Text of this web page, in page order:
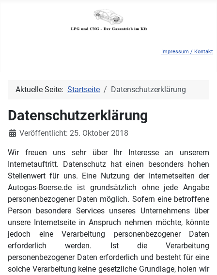
Impressum / Kontakt
Aktuelle Seite: Startseite Datenschutzerklärung
Datenschutzerklärung
DetailsVeröffentlicht: 25. Oktober 2018
Wir freuen uns sehr über Ihr Interesse an unserem
Internetauftritt. Datenschutz hat einen besonders hohen
Stellenwert für uns. Eine Nutzung der Internetseiten der
Autogas-Boerse.de ist grundsätzlich ohne jede Angabe
personenbezogener Daten möglich. Sofern eine betroffene
Person besondere Services unseres Unternehmens über
unsere Internetseite in Anspruch nehmen möchte, könnte
jedoch eine Verarbeitung personenbezogener Daten
erforderlich werden. Ist die Verarbeitung
personenbezogener Daten erforderlich und besteht für eine
solche Verarbeitung keine gesetzliche Grundlage, holen wir